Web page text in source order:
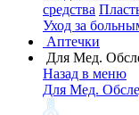
средства
Уход за
Аптечки
Для Мед.
Назад в меню
Для Мед.